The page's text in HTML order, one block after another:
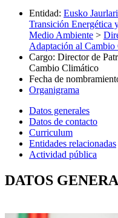
Entidad: Eusko
Transición Energética
Medio Ambiente >
Adaptación al
Cargo: Director de
Cambio Climático
Fecha de
Organigrama
Datos generales
Datos de contacto
Curriculum
Entidades relacionadas
Actividad pública
DATOS